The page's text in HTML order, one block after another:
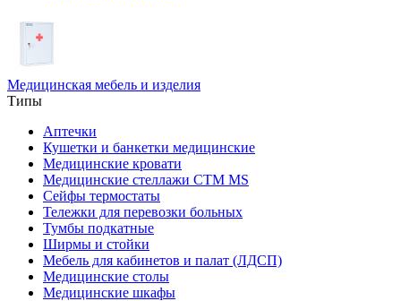
Медицинская мебель и изделия
Типы
Аптечки
Кушетки и банкетки медицинские
Медицинские кровати
Медицинские стеллажи CTM MS
Сейфы термостаты
Тележки для перевозки больных
Тумбы подкатные
Ширмы и стойки
Мебель для кабинетов и палат (ЛДСП)
Медицинские столы
Медицинские шкафы